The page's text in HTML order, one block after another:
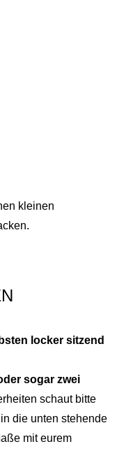
kleinen
locker sitzend
sogar zwei
schaut bitte
die unten stehende
mit eurem